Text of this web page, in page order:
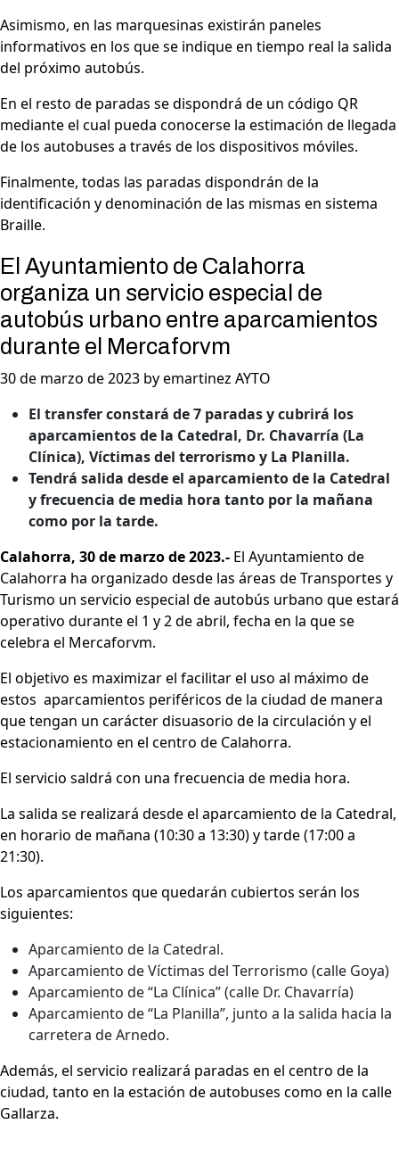
Asimismo, en las marquesinas existirán paneles
informativos en los que se indique en tiempo real la salida
del próximo autobús.
En el resto de paradas se dispondrá de un código QR
mediante el cual pueda conocerse la estimación de llegada
de los autobuses a través de los dispositivos móviles.
Finalmente, todas las paradas dispondrán de la
identificación y denominación de las mismas en sistema
Braille.
El Ayuntamiento de Calahorra
organiza un servicio especial de
autobús urbano entre aparcamientos
durante el Mercaforvm
30 de marzo de 2023 by emartinez AYTO
El transfer constará de 7 paradas y cubrirá los
aparcamientos de la Catedral, Dr. Chavarría (La
Clínica), Víctimas del terrorismo y La Planilla.
Tendrá salida desde el aparcamiento de la Catedral
y frecuencia de media hora tanto por la mañana
como por la tarde.
Calahorra, 30 de marzo de 2023.- El Ayuntamiento de
Calahorra ha organizado desde las áreas de Transportes y
Turismo un servicio especial de autobús urbano que estará
operativo durante el 1 y 2 de abril, fecha en la que se
celebra el Mercaforvm.
El objetivo es maximizar el facilitar el uso al máximo de
estos aparcamientos periféricos de la ciudad de manera
que tengan un carácter disuasorio de la circulación y el
estacionamiento en el centro de Calahorra.
El servicio saldrá con una frecuencia de media hora.
La salida se realizará desde el aparcamiento de la Catedral,
en horario de mañana (10:30 a 13:30) y tarde (17:00 a
21:30).
Los aparcamientos que quedarán cubiertos serán los
siguientes:
Aparcamiento de la Catedral.
Aparcamiento de Víctimas del Terrorismo (calle Goya)
Aparcamiento de “La Clínica” (calle Dr. Chavarría)
Aparcamiento de “La Planilla”, junto a la salida hacia la
carretera de Arnedo.
Además, el servicio realizará paradas en el centro de la
ciudad, tanto en la estación de autobuses como en la calle
Gallarza.